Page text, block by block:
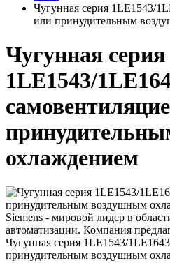
Чугунная серия 1LE1543/
или принудительным
Чугунная серия
1LE1543/
охлаждением
Siemens - мировой лидер в
автоматизации. Компания
Чугунная серия 1LE1543/
принудительным воздушным